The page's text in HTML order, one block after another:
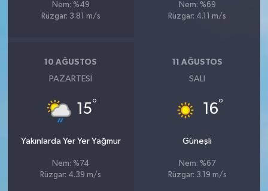
Nem: %49
Rüzgar: 3.81 m/s
Nem: %69
Rüzgar: 4.11 m/s
10 AĞUSTOS
PAZARTESI
15°
Yakınlarda Yer Yer Yağmur
Nem: %74
Rüzgar: 4.39 m/s
11 AĞUSTOS
SALI
16°
Güneşli
Nem: %67
Rüzgar: 3.19 m/s